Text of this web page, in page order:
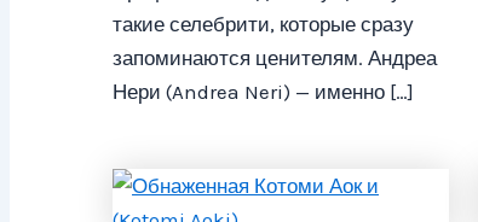
такие селебрити, которые сразу
запоминаются ценителям. Андреа
Нери (Andrea Neri) — именно […]